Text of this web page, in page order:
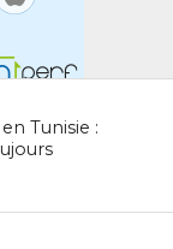
Tunisie :